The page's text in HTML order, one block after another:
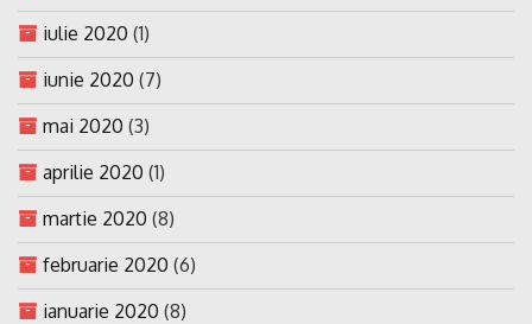
iulie 2020 (1)
iunie 2020 (7)
mai 2020 (3)
aprilie 2020 (1)
martie 2020 (8)
februarie 2020 (6)
ianuarie 2020 (8)